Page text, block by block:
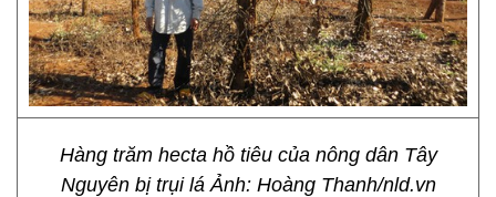
Hàng trăm hecta hồ tiêu của nông dân Tây
Nguyên bị trụi lá Ảnh: Hoàng Thanh/nld.vn